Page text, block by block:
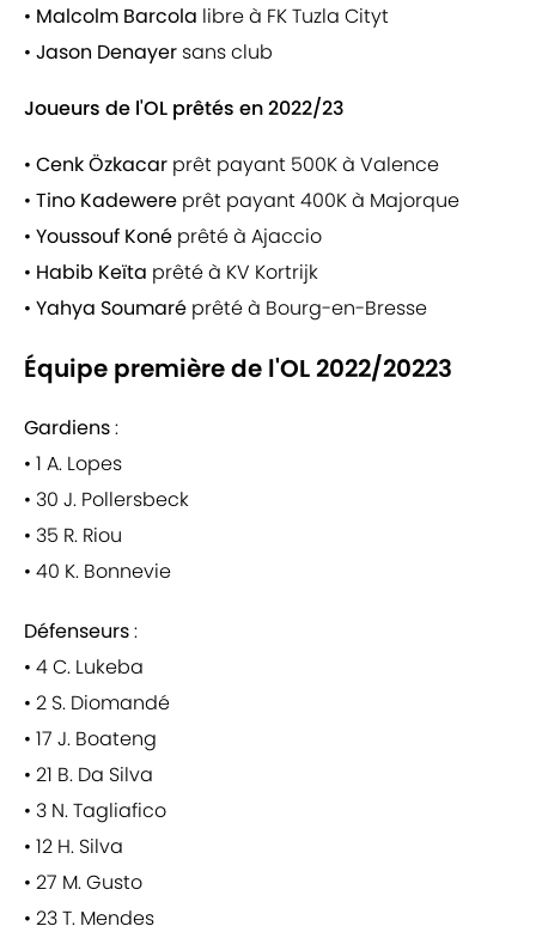
• Malcolm Barcola libre à FK Tuzla Cityt
• Jason Denayer sans club
Joueurs de l'OL prêtés en 2022/23
• Cenk Özkacar prêt payant 500K à Valence
• Tino Kadewere prêt payant 400K à Majorque
• Youssouf Koné prêté à Ajaccio
• Habib Keïta prêté à KV Kortrijk
• Yahya Soumaré prêté à Bourg-en-Bresse
Équipe première de l'OL 2022/20223
Gardiens:
• 1 A. Lopes
• 30 J. Pollersbeck
• 35 R. Riou
• 40 K. Bonnevie
Défenseurs:
• 4 C. Lukeba
• 2 S. Diomandé
• 17 J. Boateng
• 21 B. Da Silva
• 3 N. Tagliafico
• 12 H. Silva
• 27 M. Gusto
• 23 T. Mendes